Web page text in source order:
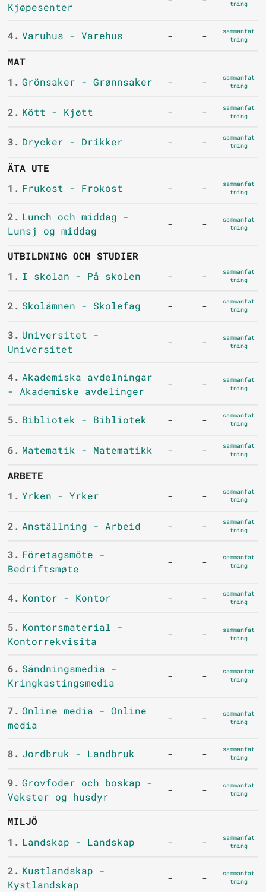
Kjøpesenter tning
4. Varuhus - Varehus - -
sammanfat
tning
MAT
1. Grönsaker - Grønnsaker - -
sammanfat
tning
2. Kött - Kjøtt - -
sammanfat
tning
3. Drycker - Drikker - -
sammanfat
tning
ÄTA UTE
1. Frukost - Frokost - -
sammanfat
tning
2. Lunch och middag -
Lunsj og middag
- -
sammanfat
tning
UTBILDNING OCH STUDIER
1. I skolan - På skolen - -
sammanfat
tning
2. Skolämnen - Skolefag - -
sammanfat
tning
3. Universitet -
Universitet
- -
sammanfat
tning
4. Akademiska avdelningar
- Akademiske avdelinger
- -
sammanfat
tning
5. Bibliotek - Bibliotek - -
sammanfat
tning
6. Matematik - Matematikk - -
sammanfat
tning
ARBETE
1. Yrken - Yrker - -
sammanfat
tning
2. Anställning - Arbeid - -
sammanfat
tning
3. Företagsmöte -
Bedriftsmøte
- -
sammanfat
tning
4. Kontor - Kontor - -
sammanfat
tning
5. Kontorsmaterial -
Kontorrekvisita
- -
sammanfat
tning
6. Sändningsmedia -
Kringkastingsmedia
- -
sammanfat
tning
7. Online media - Online
media
- -
sammanfat
tning
8. Jordbruk - Landbruk - -
sammanfat
tning
9. Grovfoder och boskap -
Vekster og husdyr
- -
sammanfat
tning
MILJÖ
1. Landskap - Landskap - -
sammanfat
tning
2. Kustlandskap -
Kystlandskap
- -
sammanfat
tning